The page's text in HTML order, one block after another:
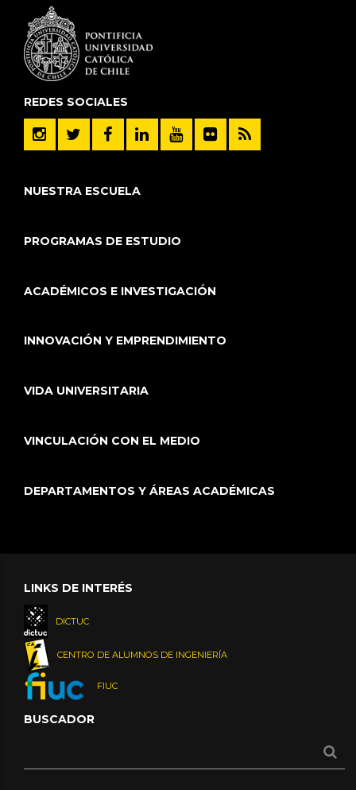
REDES SOCIALES
NUESTRA ESCUELA
PROGRAMAS DE ESTUDIO
ACADÉMICOS E INVESTIGACIÓN
INNOVACIÓN Y EMPRENDIMIENTO
VIDA UNIVERSITARIA
VINCULACIÓN CON EL MEDIO
DEPARTAMENTOS Y ÁREAS ACADÉMICAS
LINKS DE INTERÉS
DICTUC
CENTRO DE ALUMNOS DE INGENIERÍA
FIUC
BUSCADOR